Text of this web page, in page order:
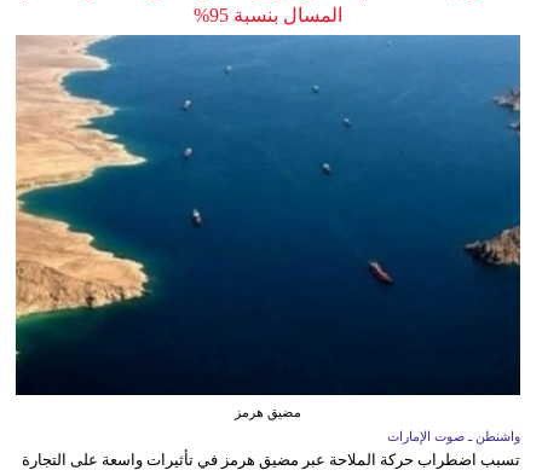
المسال بنسبة 95%
مضيق هرمز
واشنطن ـ صوت الإمارات
تسبب اضطراب حركة الملاحة عبر مضيق هرمز في تأثيرات واسعة على التجارة